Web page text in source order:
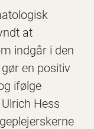
at
indgår i den
en positiv
ifølge
Hess